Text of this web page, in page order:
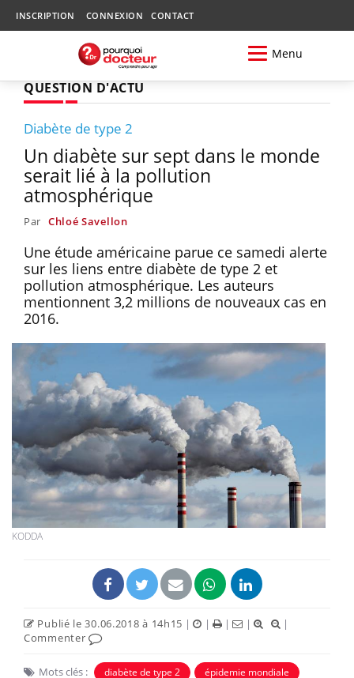
INSCRIPTION CONNEXION CONTACT
Menu
QUESTION D'ACTU
Diabète de type 2
Un diabète sur sept dans le monde
serait lié à la pollution
atmosphérique
Par Chloé Savellon
Une étude américaine parue ce samedi alerte
sur les liens entre diabète de type 2 et
pollution atmosphérique. Les auteurs
mentionnent 3,2 millions de nouveaux cas en
2016.
KODDA
Publié le 30.06.2018 à 14h15 | | | |
|
Commenter
Mots clés : diabète de type 2 épidemie mondiale